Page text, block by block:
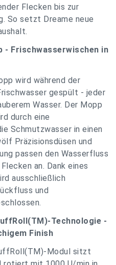
Flecken bis zur
So setzt Dreame neue
- Frischwasserwischen in
wird während der
gespült - jeder
Wasser. Der Mopp
durch eine
Schmutzwasser in einen
Präzisionsdüsen und
passen den Wasserfluss
an. Dank eines
ausschließlich
und
Technologie -
Finish
Modul sitzt